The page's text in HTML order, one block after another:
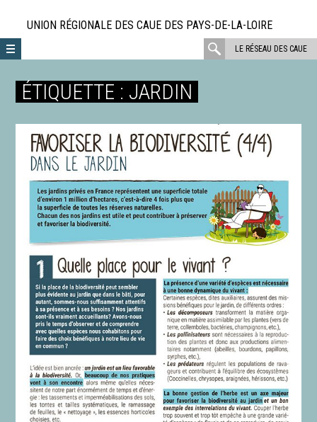
directement
au
contenu
UNION RÉGIONALE DES CAUE DES PAYS-DE-LA-LOIRE
LE RÉSEAU DES CAUE
rechercher
:
ÉTIQUETTE : JARDIN